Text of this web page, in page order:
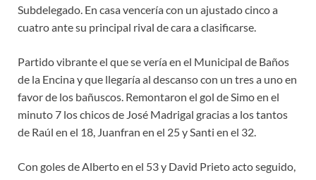
Subdelegado. En casa vencería con un ajustado cinco a
cuatro ante su principal rival de cara a clasificarse.
Partido vibrante el que se vería en el Municipal de Baños
de la Encina y que llegaría al descanso con un tres a uno en
favor de los bañuscos. Remontaron el gol de Simo en el
minuto 7 los chicos de José Madrigal gracias a los tantos
de Raúl en el 18, Juanfran en el 25 y Santi en el 32.
Con goles de Alberto en el 53 y David Prieto acto seguido,